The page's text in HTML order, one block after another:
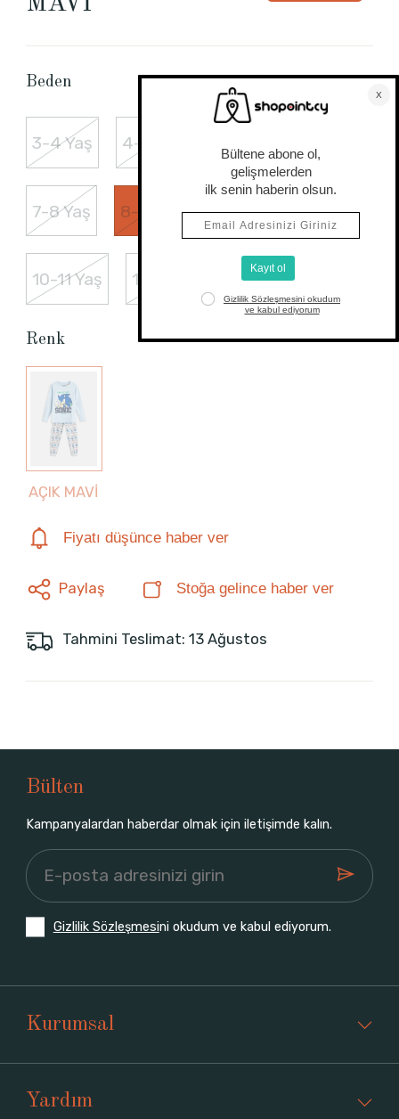
Beden Beden Tablosu
3-4 Yaş 4-5 Yaş
7-8 Yaş 8-9 Yaş 9-10 Yaş
10-11 Yaş 11-12 Yaş 12-13 Yaş
Renk
AÇIK MAVİ
Fiyatı düşünce haber ver
Paylaş Stoğa gelince haber ver
Tahmini Teslimat: 13 Ağustos
Bülten
Kampanyalardan haberdar olmak için iletişimde kalın.
Gizlilik Sözleşmesini okudum ve kabul ediyorum.
Kurumsal
Yardım